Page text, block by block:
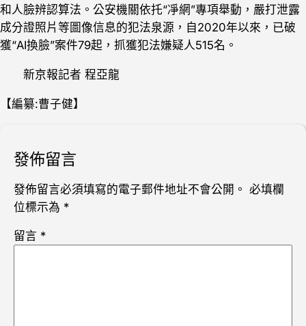
和人臉辨認算法。公安機關依托“凈網”專項舉動，嚴打泄露
成分證照片等圖像信息的犯法泉源，自2020年以來，已破
獲“AI換臉”案件79起，抓獲犯法嫌疑人515名。
新京報記者 程亞龍
【編纂:曹子健】
發佈留言
發佈留言必須填寫的電子郵件地址不會公開。 必填欄
位標示為 *
留言 *